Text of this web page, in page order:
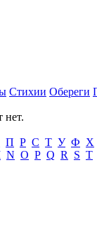
Стихии Обереги
нет.
П Р С Т У Ф Х
N O P Q R S T